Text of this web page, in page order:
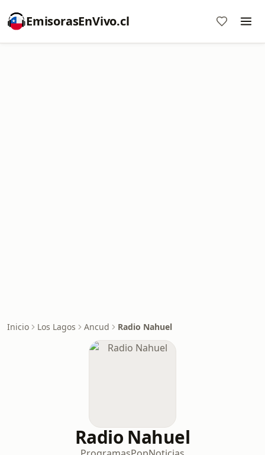
EmisorasEnVivo.cl
Inicio Los Lagos Ancud Radio Nahuel
Radio Nahuel